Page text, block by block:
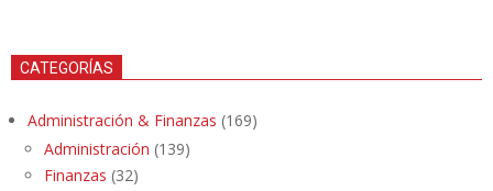
CATEGORÍAS
Administración & Finanzas (169)
Administración (139)
Finanzas (32)